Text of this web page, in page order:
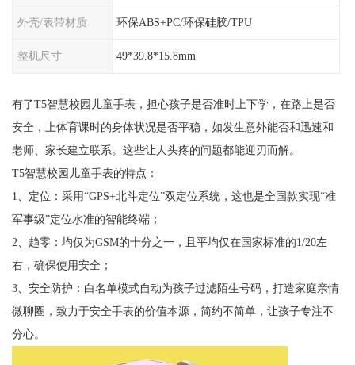
外壳/表带材质 环保ABS+PC/环保硅胶/TPU
整机尺寸 49*39.8*15.8mm
有了T5智慧校园儿童手表，担心孩子是否准时上下学，在路上是否
安全，上体育课时的身体状况是否平稳，如发生意外能否和迅速和
老师、家长建立联系。这些让人头疼的问题都能迎刃而解。
T5智慧校园儿童手表的特点：
1、定位：采用“GPS+北斗定位”双定位系统，这也是全国款实现“准
军事级”定位水准的智能终端；
2、趋零：均仅为GSM的十分之一，且平均仅在国家标准的1/20左
右，确保使用安全；
3、安全防护：白名单模式自动为孩子过滤陌生号码，打造家庭亲情
微聊圈，致力于安全手表的价值本源，简约不简单，让孩子专注不
分心。